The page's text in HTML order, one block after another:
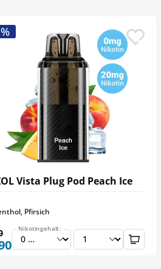
Vista Plug Pod Peach Ice
Pfirsich
Nikotingehalt: